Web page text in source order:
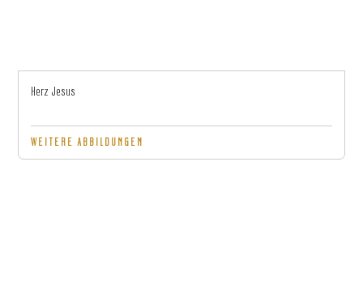
Herz Jesus
WEITERE ABBILDUNGEN